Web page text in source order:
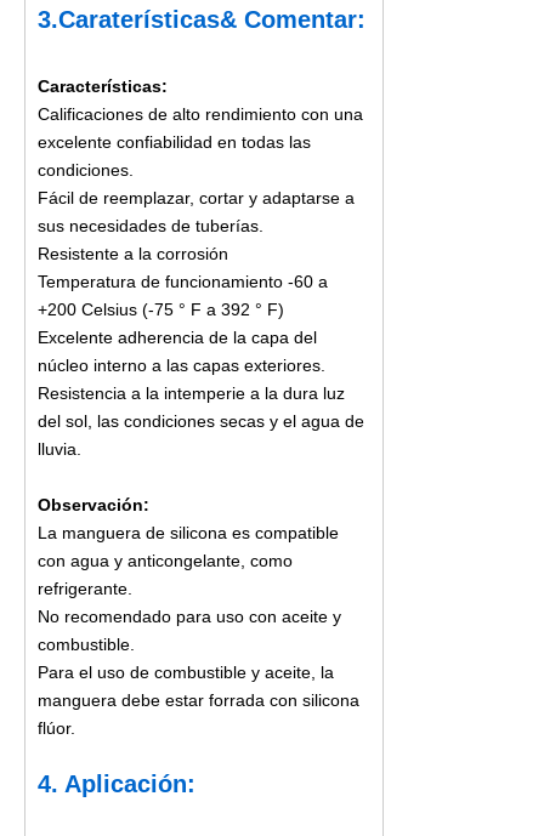
3.Caraterísticas& Comentar:
Características:
Calificaciones de alto rendimiento con una
excelente confiabilidad en todas las
condiciones.
Fácil de reemplazar, cortar y adaptarse a
sus necesidades de tuberías.
Resistente a la corrosión
Temperatura de funcionamiento -60 a
+200 Celsius (-75 ° F a 392 ° F)
Excelente adherencia de la capa del
núcleo interno a las capas exteriores.
Resistencia a la intemperie a la dura luz
del sol, las condiciones secas y el agua de
lluvia.
Observación:
La manguera de silicona es compatible
con agua y anticongelante, como
refrigerante.
No recomendado para uso con aceite y
combustible.
Para el uso de combustible y aceite, la
manguera debe estar forrada con silicona
flúor.
4. Aplicación: